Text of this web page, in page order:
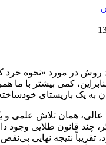
روش در مورد «نحوه خرد
کمی بیشتر با ما
به یک باریستای خودساخته
عالی، همان تلاش علمی
چند قانون طلایی وجود
تقریباً نتیجه نهایی